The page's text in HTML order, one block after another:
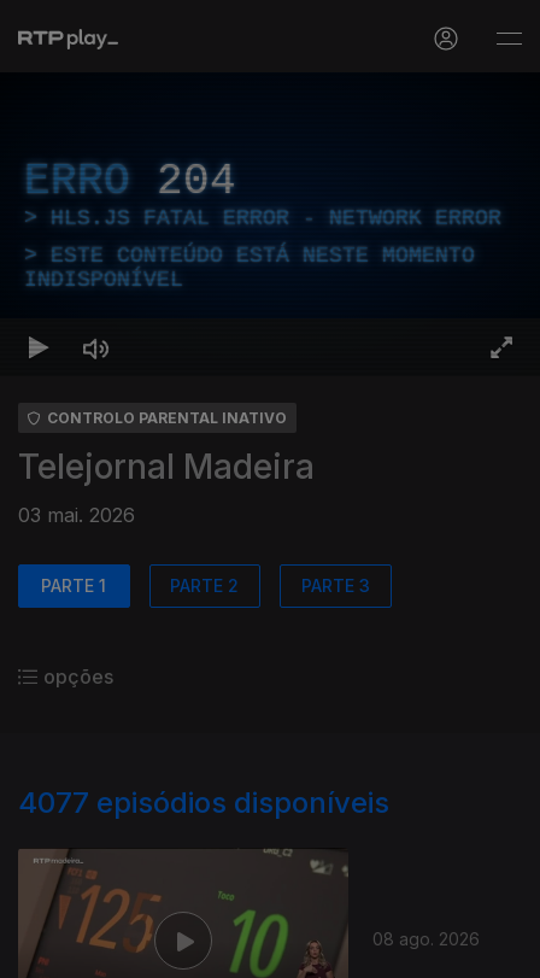
ERRO 204
HLS.JS FATAL ERROR - NETWORK ERROR
ESTE CONTEÚDO ESTÁ NESTE MOMENTO
INDISPONÍVEL
CONTROLO PARENTAL INATIVO
Telejornal Madeira
03 mai. 2026
PARTE 1 PARTE 2 PARTE 3
opções
4077 episódios disponíveis
08 ago. 2026